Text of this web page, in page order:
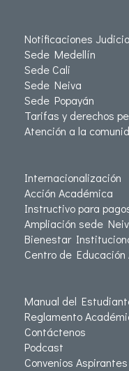
Notificaciones
Sede Medellín
Sede Cali
Sede Neiva
Sede Popayán
Tarifas y derechos
Atención a la
Internacionalización
Acción Académica
Instructivo para
Ampliación sede
Bienestar
Centro de
Manual del
Reglamento
Contáctenos
Podcast
Convenios Aspirantes